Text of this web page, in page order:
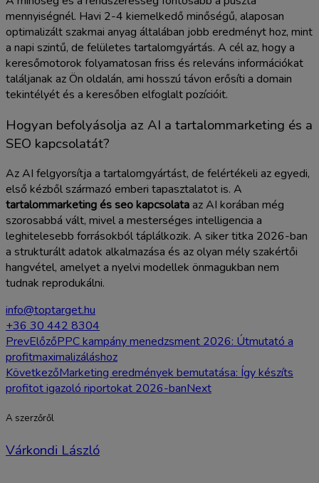
mennyiségnél. Havi 2-4 kiemelkedő minőségű, alaposan
optimalizált szakmai anyag általában jobb eredményt hoz, mint
a napi szintű, de felületes tartalomgyártás. A cél az, hogy a
keresőmotorok folyamatosan friss és releváns információkat
találjanak az Ön oldalán, ami hosszú távon erősíti a domain
tekintélyét és a keresőben elfoglalt pozícióit.
Hogyan befolyásolja az AI a tartalommarketing és a
SEO kapcsolatát?
Az AI felgyorsítja a tartalomgyártást, de felértékeli az egyedi,
első kézből származó emberi tapasztalatot is. A
tartalommarketing és seo kapcsolataaz AI korában még
szorosabbá vált, mivel a mesterséges intelligencia a
leghitelesebb forrásokból táplálkozik. A siker titka 2026-ban
a strukturált adatok alkalmazása és az olyan mély szakértői
hangvétel, amelyet a nyelvi modellek önmagukban nem
tudnak reprodukálni.
info@toptarget.hu
+36 30 442 8304
PrevElőzőPPC kampány menedzsment 2026: Útmutató a
profitmaximalizáláshoz
KövetkezőMarketing eredmények bemutatása: Így készíts
profitot igazoló riportokat 2026-banNext
A szerzőről
Várkondi László